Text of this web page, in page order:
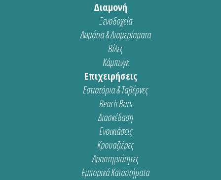
Διαμονή
Ξενοδοχεία
Δωμάτια & Διαμερίσματα
Βίλες
Κάμπινγκ
Επιχειρήσεις
Εστιατόρια & Ταβέρνες
Beach Bars
Διασκέδαση
Ενοικιάσεις
Κρουαζιέρες
Δραστηριότητες
Εμπορικά Καταστήματα